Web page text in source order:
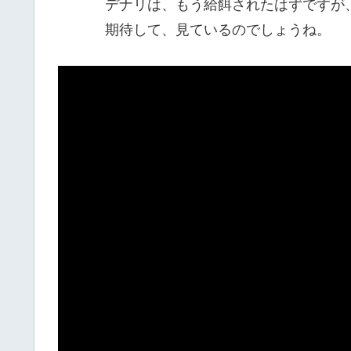
デナリは、もう給餌されたはずですが
期待して、見ているのでしょうね。